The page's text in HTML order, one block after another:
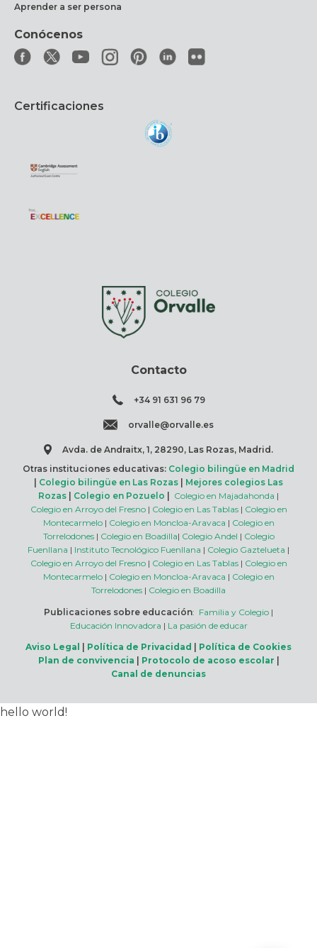
Aprender a ser persona
Conócenos
Certificaciones
Contacto
+34 91 631 96 79
orvalle@orvalle.es
Avda. de Andraitx, 1, 28290, Las Rozas, Madrid.
Otras instituciones educativas: Colegio bilingüe en Madrid
| Colegio bilingüe en Las Rozas | Mejores colegios Las
Rozas | Colegio en Pozuelo | Colegio en Majadahonda |
Colegio en Arroyo del Fresno| Colegio en Las Tablas| Colegio en
Montecarmelo| Colegio en Moncloa-Aravaca | Colegio en
Torrelodones| Colegio en Boadilla| Colegio Andel | Colegio
Fuenllana | Instituto Tecnológico Fuenllana | Colegio Gaztelueta |
Colegio en Arroyo del Fresno| Colegio en Las Tablas| Colegio en
Montecarmelo| Colegio en Moncloa-Aravaca | Colegio en
Torrelodones | Colegio en Boadilla
Publicaciones sobre educación: Familia y Colegio |
Educación Innovadora | La pasión de educar
Aviso Legal | Política de Privacidad | Política de Cookies
Plan de convivencia | Protocolo de acoso escolar |
Canal de denuncias
hello world!